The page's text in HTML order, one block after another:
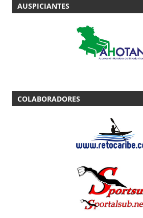
AUSPICIANTES
COLABORADORES